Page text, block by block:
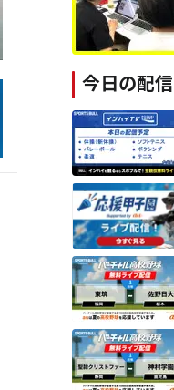
今日の配信